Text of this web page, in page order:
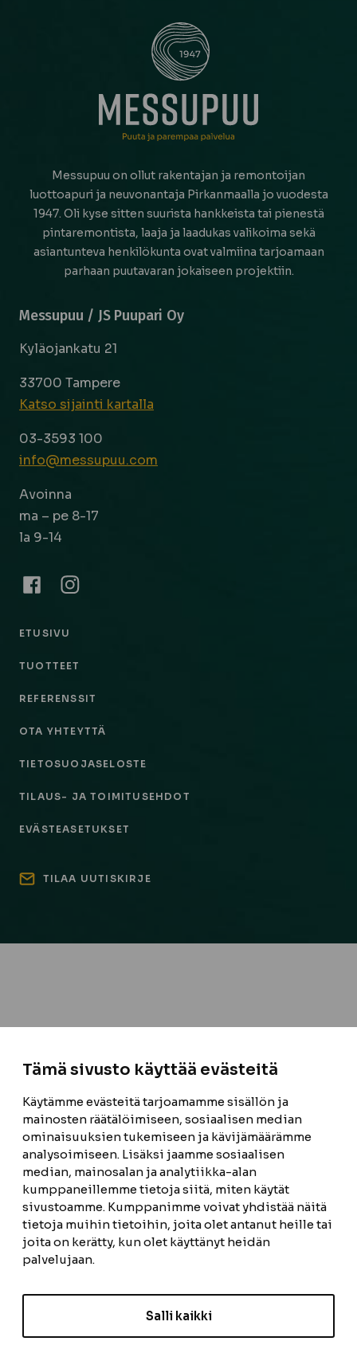
Tämä sivusto käyttää evästeitä
Käytämme evästeitä tarjoamamme sisällön ja
mainosten räätälöimiseen, sosiaalisen median
ominaisuuksien tukemiseen ja kävijämäärämme
analysoimiseen. Lisäksi jaamme sosiaalisen
median, mainosalan ja analytiikka-alan
kumppaneillemme tietoja siitä, miten käytät
sivustoamme. Kumppanimme voivat yhdistää näitä
tietoja muihin tietoihin, joita olet antanut heille tai
joita on kerätty, kun olet käyttänyt heidän
palvelujaan.
Salli kaikki
Messupuu on ollut rakentajan ja remontoijan
luottoapuri ja neuvonantaja Pirkanmaalla jo vuodesta
1947. Oli kyse sitten suurista hankkeista tai pienestä
pintaremontista, laaja ja laadukas valikoima sekä
asiantunteva henkilökunta ovat valmiina tarjoamaan
parhaan puutavaran jokaiseen projektiin.
Messupuu / JS Puupari Oy
Kyläojankatu 21
33700 Tampere
Katso sijainti kartalla
03-3593 100
info@messupuu.com
Avoinna
ma – pe 8-17
la 9-14
Facebook
ETUSIVU
TUOTTEET
REFERENSSIT
OTA YHTEYTTÄ
TIETOSUOJASELOSTE
TILAUS- JA TOIMITUSEHDOT
EVÄSTEASETUKSET
TILAA UUTISKIRJE